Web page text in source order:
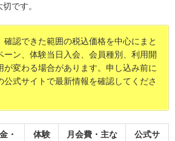
です。
確認できた範囲の税込価格を中心にまと
ーン、体験当日入会、会員種別、利用開
が変わる場合があります。申し込み前に
公式サイトで最新情報を確認してくださ
・
体験
月会費・主な
公式サ